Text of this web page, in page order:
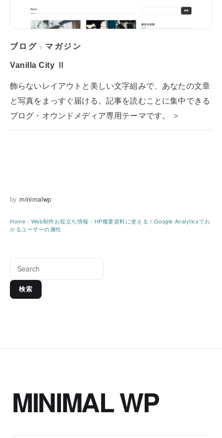
ブログ / マガジン
Vanilla City Ⅱ
飾らないレイアウトと美しい文字組みで、あなたの文章
と写真をまっすぐ届ける。記事を読むことに集中できる
ブログ・オウンドメディア専用テーマです。 ＞
by minimalwp
Home › Web制作お役立ち情報 › HP概要資料に使える！Google Analyticsでわ
かるユーザーの属性
検索
MINIMAL WP